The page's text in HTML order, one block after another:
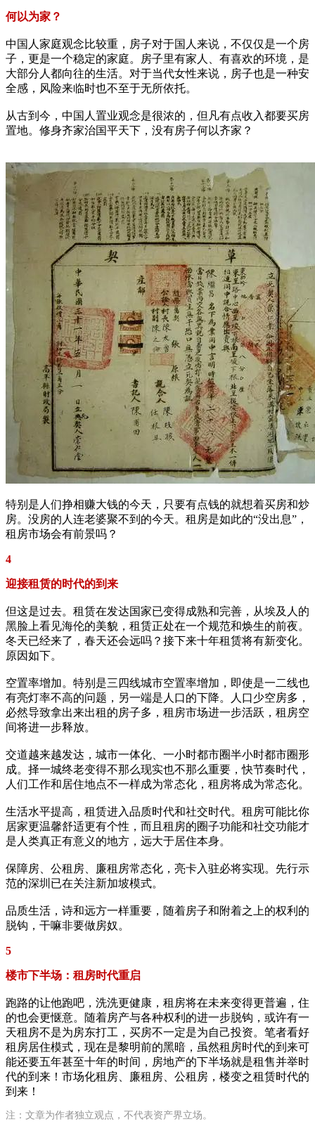
何以为家？
中国人家庭观念比较重，房子对于国人来说，不仅仅是一个房
子，更是一个稳定的家庭。房子里有家人、有喜欢的环境，是
大部分人都向往的生活。对于当代女性来说，房子也是一种安
全感，风险来临时也不至于无所依托。
从古到今，中国人置业观念是很浓的，但凡有点收入都要买房
置地。修身齐家治国平天下，没有房子何以齐家？
特别是人们挣相赚大钱的今天，只要有点钱的就想着买房和炒
房。没房的人连老婆聚不到的今天。租房是如此的“没出息”，
租房市场会有前景吗？
4
迎接租赁的时代的到来
但这是过去。租赁在发达国家已变得成熟和完善，从埃及人的
黑脸上看见海伦的美貌，租赁正处在一个规范和焕生的前夜。
冬天已经来了，春天还会远吗？接下来十年租赁将有新变化。
原因如下。
空置率增加。特别是三四线城市空置率增加，即使是一二线也
有亮灯率不高的问题，另一端是人口的下降。人口少空房多，
必然导致拿出来出租的房子多，租房市场进一步活跃，租房空
间将进一步释放。
交道越来越发达，城市一体化、一小时都市圈半小时都市圈形
成。择一城终老变得不那么现实也不那么重要，快节奏时代，
人们工作和居住地点不一样成为常态化，租房将成为常态化。
生活水平提高，租赁进入品质时代和社交时代。租房可能比你
居家更温馨舒适更有个性，而且租房的圈子功能和社交功能才
是人类真正有意义的地方，远大于居住本身。
保障房、公租房、廉租房常态化，亮卡入驻必将实现。先行示
范的深圳已在关注新加坡模式。
品质生活，诗和远方一样重要，随着房子和附着之上的权利的
脱钩，干嘛非要做房奴。
5
楼市下半场：租房时代重启
跑路的让他跑吧，洗洗更健康，租房将在未来变得更普遍，住
的也会更惬意。随着房产与各种权利的进一步脱钩，或许有一
天租房不是为房东打工，买房不一定是为自己投资。笔者看好
租房居住模式，现在是黎明前的黑暗，虽然租房时代的到来可
能还要五年甚至十年的时间，房地产的下半场就是租售并举时
代的到来！市场化租房、廉租房、公租房，楼变之租赁时代的
到来！
注：文章为作者独立观点，不代表资产界立场。